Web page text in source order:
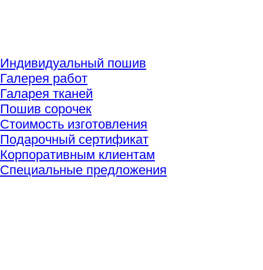
Индивидуальный пошив
Галерея работ
Галарея тканей
Пошив сорочек
Стоимость изготовления
Подарочный сертификат
Корпоративным клиентам
Специальные предложения